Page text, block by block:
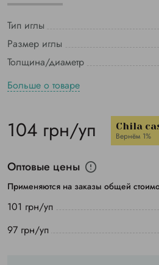
Тип иглы
Размер иглы
Толщина/диаметр
Больше о товаре
104 грн/уп Chila
Вернём 1%
Оптовые цены
Применяются на заказы общей
101 грн/уп
97 грн/уп